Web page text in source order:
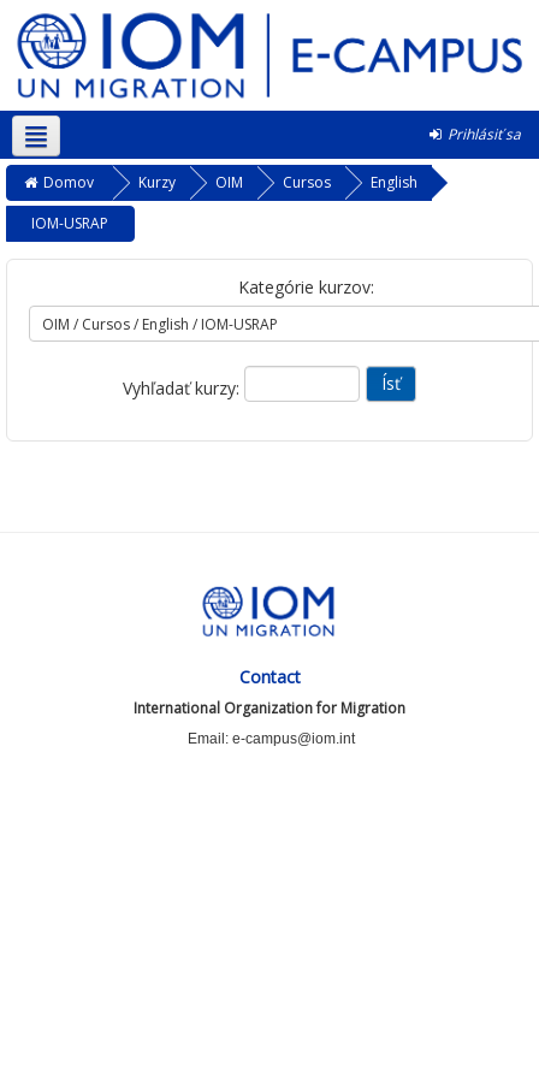
Prihlásiť sa
Slovenčina ‎(sk)‎
Domov Kurzy OIM Cursos
English
IOM-USRAP
Kategórie kurzov:
Vyhľadať kurzy:
Contact
International Organization for Migration
Email: e-campus@iom.int